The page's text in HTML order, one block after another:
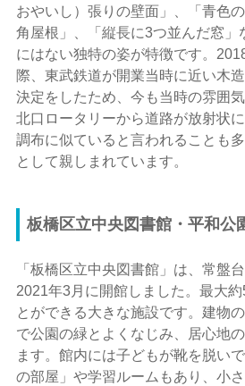
おやいし）張りの壁面」、「青色
角屋根」、「縦長に3つ並んだ窓」
にはない独特の姿が特徴です。
際、東武鉄道が開業当時に近い木
決定をしたため、今も当時の雰囲
北口ロータリーから道路が放射状
調布に似ていると言われることも
として親しまれています。
板橋区立中央図書館・平和公
「板橋区立中央図書館」は、常盤
2021年3月に開館しました。最大
とができる大きな施設です。建物
で公園の緑とよくなじみ、居心地
ます。館内には子どもが靴を脱い
の部屋」や学習ルームもあり、小